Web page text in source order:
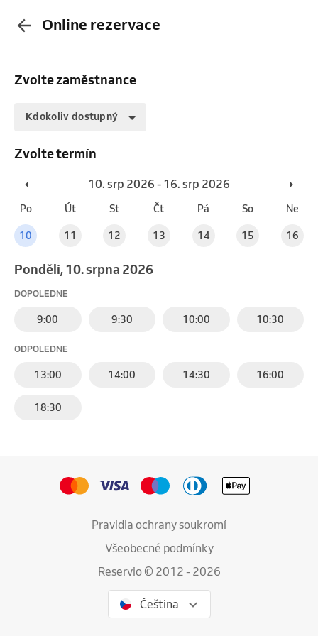
Online rezervace
Zvolte zaměstnance
Kdokoliv dostupný
Zvolte termín
10. srp 2026 - 16. srp 2026
Po Út St Čt Pá So Ne
10 11 12 13 14 15 16
pondělí, 10. srpna 2026
DOPOLEDNE
9:00 9:30 10:00 10:30
ODPOLEDNE
13:00 14:00 14:30 16:00
18:30
Pravidla ochrany soukromí
Všeobecné podmínky
Reservio © 2012 - 2026
Čeština